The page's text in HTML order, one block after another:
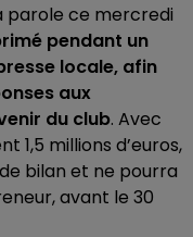
parole ce mercredi
pendant un
locale, afin
aux
du club. Avec
1,5 millions d’euros,
bilan et ne pourra
avant le 30